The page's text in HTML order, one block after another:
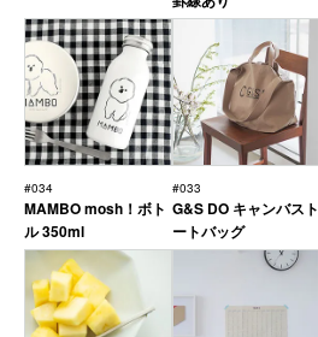
#034
MAMBO mosh！ボト
ル 350ml
#033
G&S DO キャンバスト
ートバッグ